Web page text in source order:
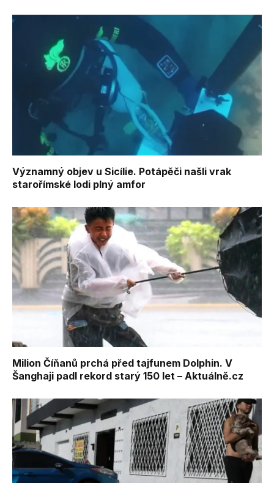
Významný objev u Sicílie. Potápěči našli vrak
starořímské lodi plný amfor
Milion Číňanů prchá před tajfunem Dolphin. V
Šanghaji padl rekord starý 150 let – Aktuálně.cz